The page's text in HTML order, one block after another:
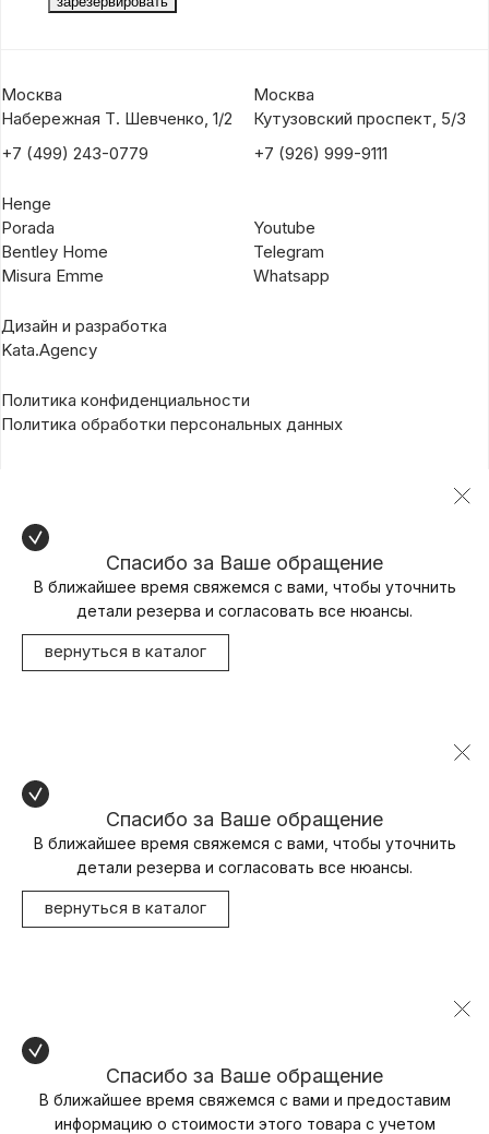
Москва
Набережная Т. Шевченко, 1/2
+7 (499) 243-0779
Москва
Кутузовский проспект, 5/3
+7 (926) 999-9111
Henge
Porada
Bentley Home
Misura Emme
Youtube
Telegram
Whatsapp
Дизайн и разработка
Kata.Agency
Политика конфиденциальности
Политика обработки персональных данных
Спасибо за Ваше обращение
В ближайшее время свяжемся с вами, чтобы уточнить
детали резерва и согласовать все нюансы.
вернуться в каталог
Спасибо за Ваше обращение
В ближайшее время свяжемся с вами, чтобы уточнить
детали резерва и согласовать все нюансы.
вернуться в каталог
Спасибо за Ваше обращение
В ближайшее время свяжемся с вами и предоставим
информацию о стоимости этого товара с учетом